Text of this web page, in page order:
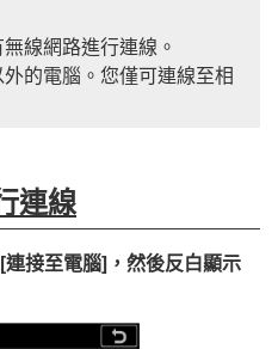
線網路進行連線。
的電腦。您僅可連線至相
連線
連接至電腦]，然後反白顯示